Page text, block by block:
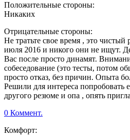
Положительные стороны:
Никаких
Отрицательные стороны:
Не тратьте свое время , это чистый
июля 2016 и никого они не ищут.
Вас после просто динамят.
собеседование (это тесты, потом
просто отказ, без причин. Опыта
Решили для интереса попробовать
другого резюме и опа , опять
0 Коммент.
Комфорт: